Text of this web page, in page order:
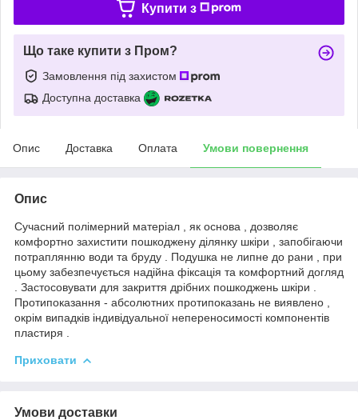
Купити з
Що таке купити з Пром?
Замовлення під захистом
Доступна доставка
Опис Доставка Оплата Умови повернення
Опис
Сучасний полімерний матеріал , як основа , дозволяє
комфортно захистити пошкоджену ділянку шкіри , запобігаючи
потраплянню води та бруду . Подушка не липне до рани , при
цьому забезпечується надійна фіксація та комфортний догляд
. Застосовувати для закриття дрібних пошкоджень шкіри .
Протипоказання - абсолютних протипоказань не виявлено ,
окрім випадків індивідуальної непереносимості компонентів
пластиря .
Приховати
Умови доставки